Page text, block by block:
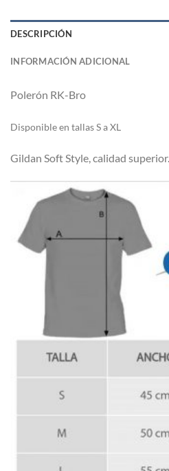
DESCRIPCIÓN
INFORMACIÓN ADICIONAL
Polerón RK-Bro
Disponible en tallas S a XL
Gildan Soft Style, calidad superior.